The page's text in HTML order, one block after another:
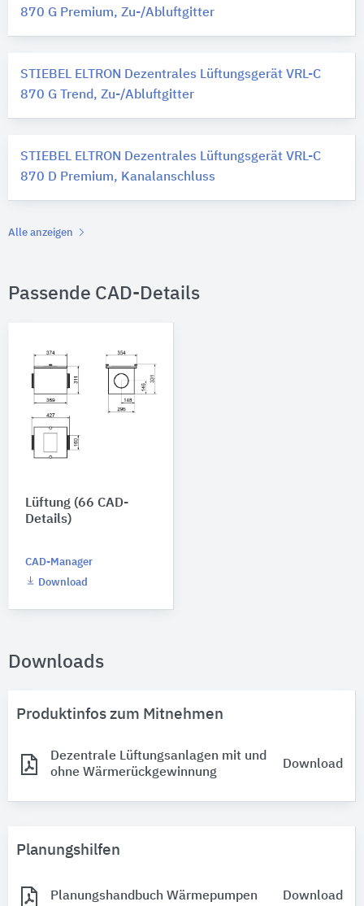
870 G Premium, Zu-/Abluftgitter
STIEBEL ELTRON Dezentrales Lüftungsgerät VRL-C
870 G Trend, Zu-/Abluftgitter
STIEBEL ELTRON Dezentrales Lüftungsgerät VRL-C
870 D Premium, Kanalanschluss
Alle anzeigen
Passende CAD-Details
Lüftung (66 CAD-
Details)
CAD-Manager
Download
Downloads
Produktinfos zum Mitnehmen
Dezentrale Lüftungsanlagen mit und
ohne Wärmerückgewinnung
Download
Planungshilfen
Planungshandbuch Wärmepumpen Download